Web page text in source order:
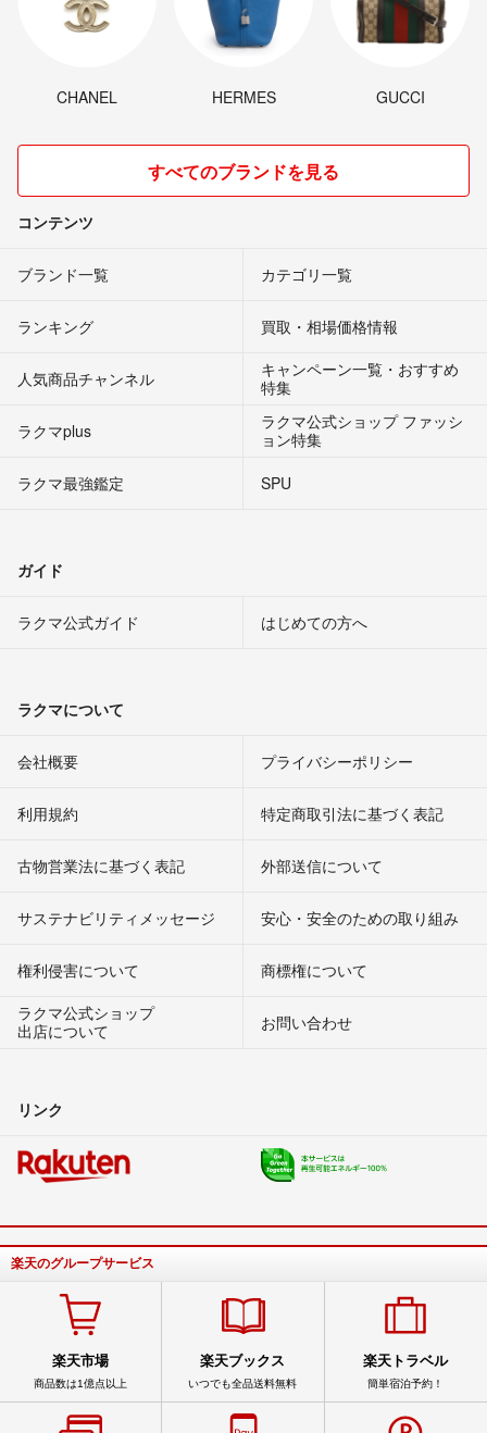
CHANEL HERMES GUCCI
すべてのブランドを見る
コンテンツ
ブランド一覧 カテゴリ一覧
ランキング 買取・相場価格情報
人気商品チャンネル
キャンペーン一覧・おすすめ
特集
ラクマplus
ラクマ公式ショップ ファッシ
ョン特集
ラクマ最強鑑定
SPU
ガイド
ラクマ公式ガイド はじめての方へ
ラクマについて
会社概要 プライバシーポリシー
利用規約 特定商取引法に基づく表記
古物営業法に基づく表記 外部送信について
サステナビリティメッセージ 安心・安全のための取り組み
権利侵害について
商標権について
ラクマ公式ショップ
出店について
お問い合わせ
リンク
楽天のグループサービス
楽天市場
商品数は1億点以上
楽天ブックス
いつでも全品送料無料
楽天トラベル
簡単宿泊予約！